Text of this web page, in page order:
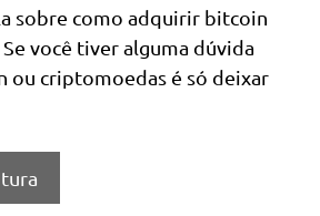
sobre como adquirir bitcoin
você tiver alguma dúvida
ou criptomoedas é só deixar